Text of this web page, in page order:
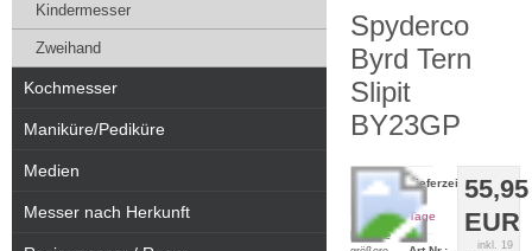
Spyderco
Byrd Tern
Slipit
BY23GP
Für eine
55,95
EUR
inkl. 19
Lieferzeit:
2-5
Tage
Kindermesser
Zweihand
Kochmesser
Maniküre/Pediküre
Medien
Messer nach Herkunft